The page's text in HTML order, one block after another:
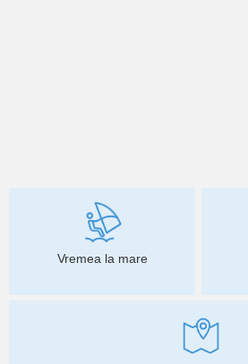
Vremea la mare